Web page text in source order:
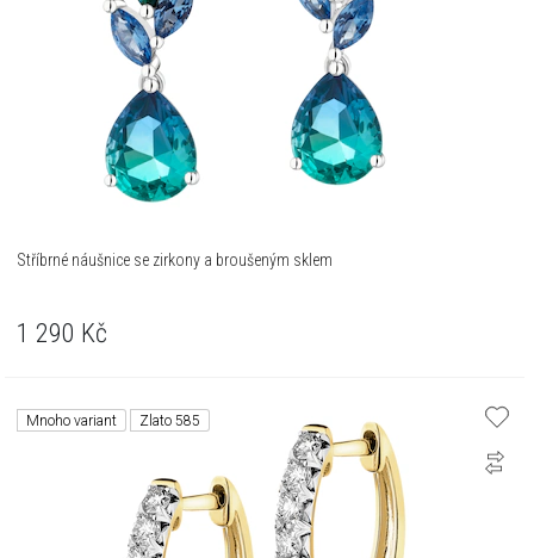
Stříbrné náušnice se zirkony a broušeným sklem
1 290 Kč
Mnoho variant Zlato 585